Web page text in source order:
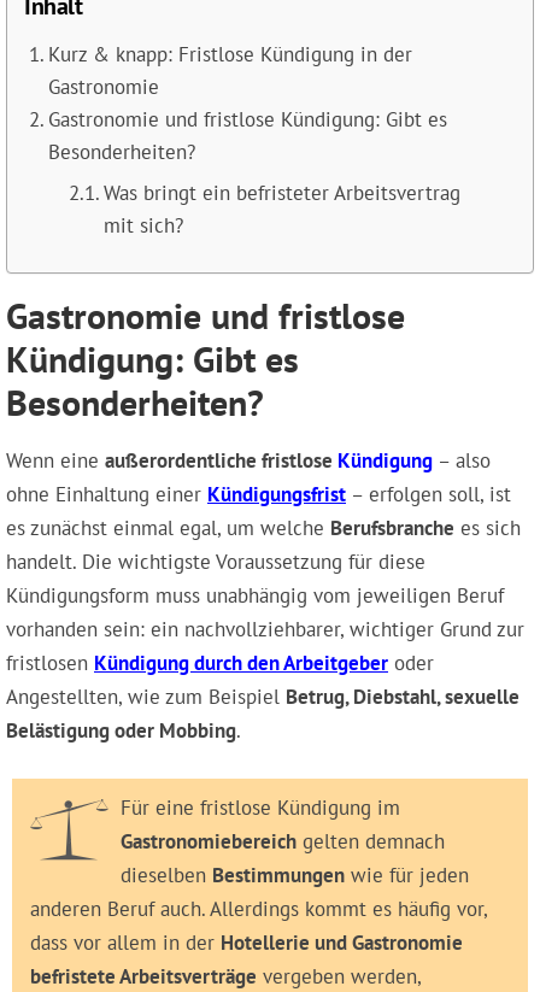
Kurz & knapp: Fristlose Kündigung in der
Gastronomie
Gastronomie und fristlose Kündigung: Gibt es
Besonderheiten?
Was bringt ein befristeter Arbeitsvertrag
mit sich?
Gastronomie und fristlose
Kündigung: Gibt es
Besonderheiten?
Wenn eine außerordentliche fristlose Kündigung – also
ohne Einhaltung einer Kündigungsfrist – erfolgen soll, ist
es zunächst einmal egal, um welche Berufsbranche es sich
handelt. Die wichtigste Voraussetzung für diese
Kündigungsform muss unabhängig vom jeweiligen Beruf
vorhanden sein: ein nachvollziehbarer, wichtiger Grund zur
fristlosen Kündigung durch den Arbeitgeber oder
Angestellten, wie zum Beispiel Betrug, Diebstahl, sexuelle
Belästigung oder Mobbing.
Für eine fristlose Kündigung im
Gastronomiebereich gelten demnach
dieselben Bestimmungen wie für jeden
anderen Beruf auch. Allerdings kommt es häufig vor,
dass vor allem in der Hotellerie und Gastronomie
befristete Arbeitsverträge vergeben werden,